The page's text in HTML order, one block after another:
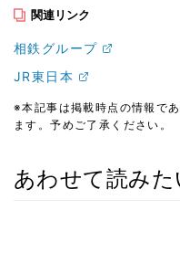
関連リンク
相鉄グループ
JR東日本
※本記事は掲載時点の情報で
ます。予めご了承ください。
あわせて読みた